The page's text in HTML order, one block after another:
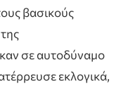
βασικούς
σε αυτοδύναμο
εκλογικά,